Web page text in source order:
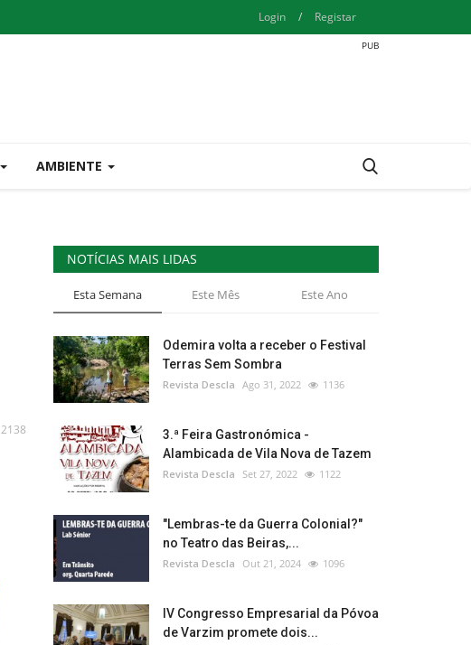
Login / Registar
AMBIENTE
2138
NOTÍCIAS MAIS LIDAS
Esta Semana Este Mês Este Ano
Odemira volta a receber o Festival
Terras Sem Sombra
Revista Descla Ago 31, 2022 1136
3.ª Feira Gastronómica -
Alambicada de Vila Nova de Tazem
Revista Descla Set 27, 2022 1122
"Lembras-te da Guerra Colonial?"
no Teatro das Beiras,...
Revista Descla Out 21, 2024 1096
IV Congresso Empresarial da Póvoa
de Varzim promete dois...